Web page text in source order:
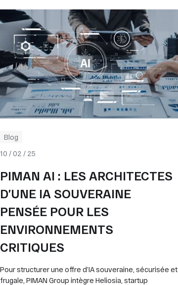
Blog
10 / 02 / 25
PIMAN AI : LES ARCHITECTES
D’UNE IA SOUVERAINE
PENSÉE POUR LES
ENVIRONNEMENTS
CRITIQUES
Pour structurer une offre d’IA souveraine, sécurisée et
frugale, PIMAN Group intègre Heliosia, startup